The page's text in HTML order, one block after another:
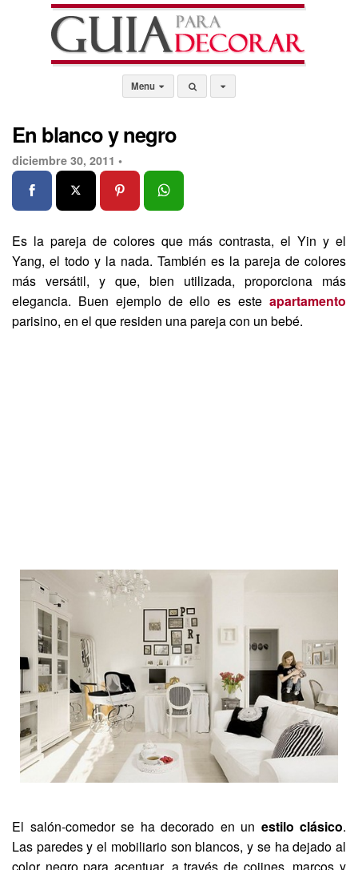
Menu
En blanco y negro
diciembre 30, 2011 •
Es la pareja de colores que más contrasta, el Yin y el
Yang, el todo y la nada. También es la pareja de colores
más versátil, y que, bien utilizada, proporciona más
elegancia. Buen ejemplo de ello es este apartamento
parisino, en el que residen una pareja con un bebé.
El salón-comedor se ha decorado en un estilo clásico.
Las paredes y el mobiliario son blancos, y se ha dejado al
color negro para acentuar, a través de cojines, marcos y